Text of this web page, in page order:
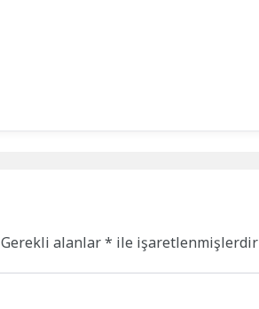
Gerekli alanlar* ile işaretlenmişlerdir